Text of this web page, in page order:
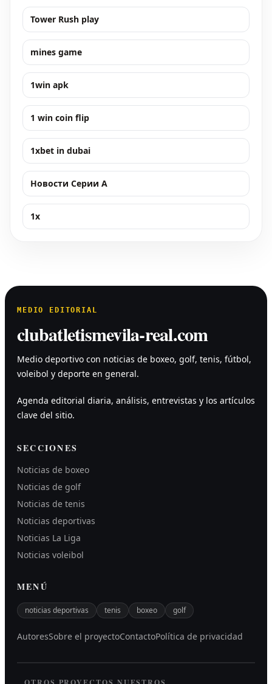
Tower Rush play
mines game
1win apk
1 win coin flip
1xbet in dubai
Новости Серии А
1x
MEDIO EDITORIAL
clubatletismevila-real.com
Medio deportivo con noticias de boxeo, golf, tenis, fútbol,
voleibol y deporte en general.
Agenda editorial diaria, análisis, entrevistas y los artículos
clave del sitio.
SECCIONES
Noticias de boxeo
Noticias de golf
Noticias de tenis
Noticias deportivas
Noticias La Liga
Noticias voleibol
MENÚ
noticias deportivas tenis boxeo golf
AutoresSobre el proyectoContactoPolítica de privacidad